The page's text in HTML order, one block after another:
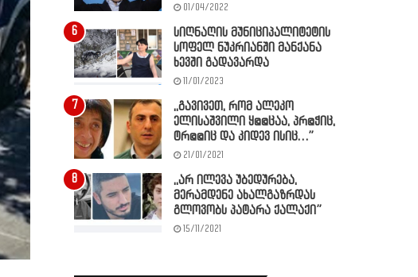
01/04/2022
სიღნაღის მუნიციპალიტეტის
სოფელ ნუკრიანში მანქანა
ხევში გადავარდა
11/01/2023
,,გავივეთ, რომ ალეკო
ელისაშვილი ყ@@ცაა, პრ@ჭიც,
ტრ@@იც და კიდევ ისიც…”
21/01/2021
,,არ ილევა უბედურება,
მერამდენე ახალგაზრდას
გლოვობს პატარა ქალაქი”
15/11/2021